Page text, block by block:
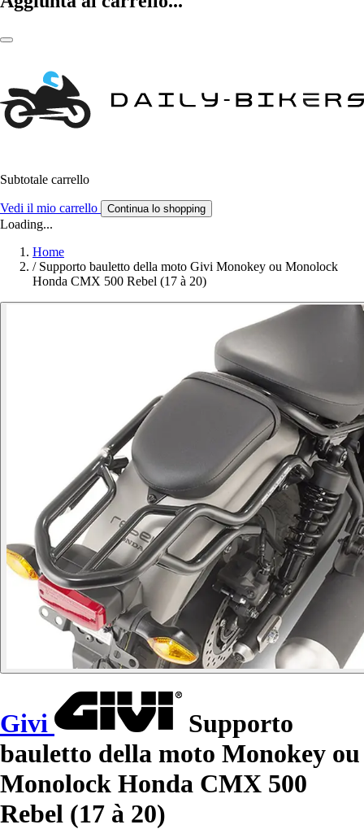
Subtotale carrello
Vedi il mio carrello Continua lo shopping
Loading...
Home
/ Supporto bauletto della moto Givi Monokey ou Monolock
Honda CMX 500 Rebel (17 à 20)
Givi
Supporto
bauletto della moto Monokey ou
Monolock Honda CMX 500
Rebel (17 à 20)